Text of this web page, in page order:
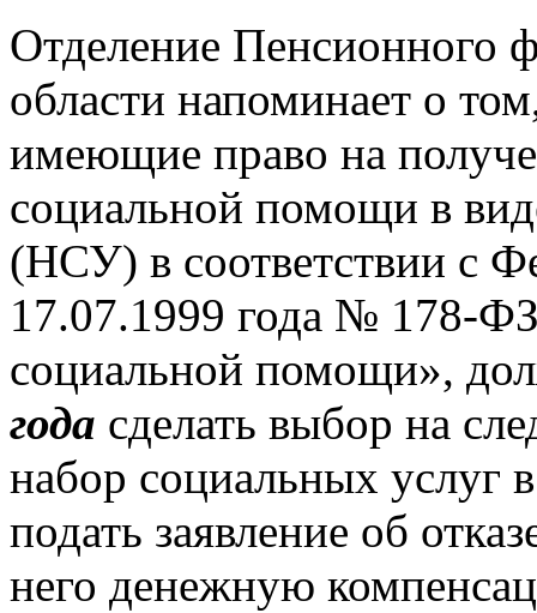
Отделение Пенсионного
области напоминает о
имеющие право на
социальной помощи в
(НСУ) в соответствии с
17.07.1999 года № 178-
социальной помощи»,
года сделать выбор на
набор социальных услуг
подать заявление об
него денежную